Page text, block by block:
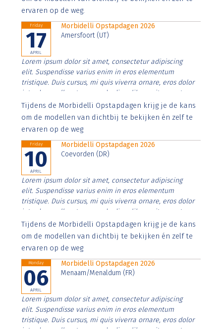
ervaren op de weg.
Friday
17
APRIL
Morbidelli Opstapdagen 2026
Amersfoort (UT)
Lorem ipsum dolor sit amet, consectetur adipiscing
elit. Suspendisse varius enim in eros elementum
tristique. Duis cursus, mi quis viverra ornare, eros dolor
interdum nulla, ut commodo diam libero vitae erat.
Aenean faucibus nibh et justo cursus id rutrum lorem
imperdiet. Nunc ut sem vitae risus tristique posuere.
Tijdens de Morbidelli Opstapdagen krijg je de kans
om de modellen van dichtbij te bekijken én zelf te
ervaren op de weg
Friday
10
APRIL
Morbidelli Opstapdagen 2026
Coevorden (DR)
Lorem ipsum dolor sit amet, consectetur adipiscing
elit. Suspendisse varius enim in eros elementum
tristique. Duis cursus, mi quis viverra ornare, eros dolor
interdum nulla, ut commodo diam libero vitae erat.
Aenean faucibus nibh et justo cursus id rutrum lorem
imperdiet. Nunc ut sem vitae risus tristique posuere.
Tijdens de Morbidelli Opstapdagen krijg je de kans
om de modellen van dichtbij te bekijken én zelf te
ervaren op de weg
Monday
06
APRIL
Morbidelli Opstapdagen 2026
Menaam/Menaldum (FR)
Lorem ipsum dolor sit amet, consectetur adipiscing
elit. Suspendisse varius enim in eros elementum
tristique. Duis cursus, mi quis viverra ornare, eros dolor
interdum nulla, ut commodo diam libero vitae erat.